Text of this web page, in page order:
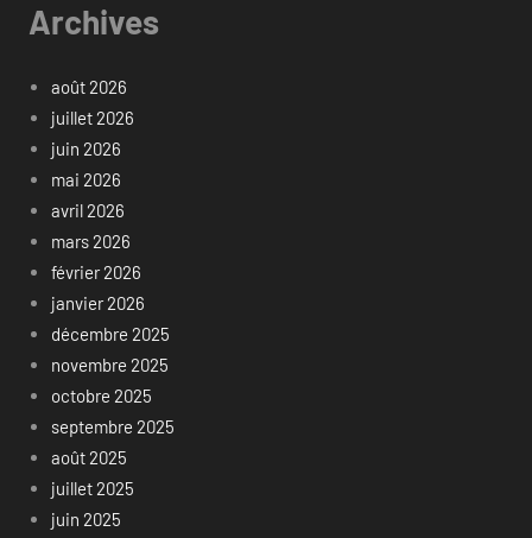
Archives
août 2026
juillet 2026
juin 2026
mai 2026
avril 2026
mars 2026
février 2026
janvier 2026
décembre 2025
novembre 2025
octobre 2025
septembre 2025
août 2025
juillet 2025
juin 2025